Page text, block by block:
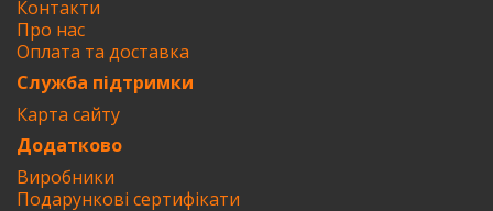
Контакти
Про нас
Оплата та доставка
Служба підтримки
Карта сайту
Додатково
Виробники
Подарункові сертифікати